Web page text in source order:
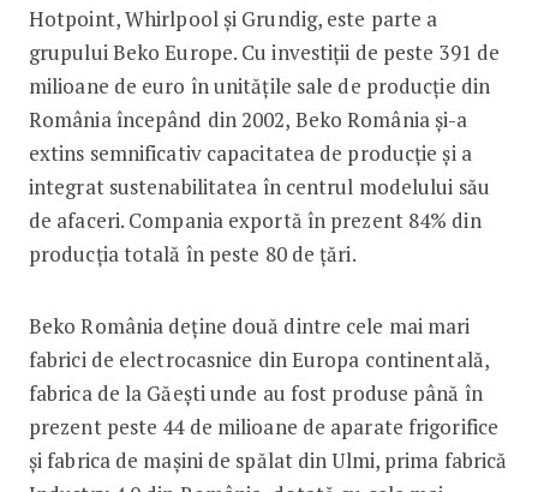
Hotpoint, Whirlpool și Grundig, este parte a
grupului Beko Europe. Cu investiții de peste 391 de
milioane de euro în unitățile sale de producție din
România începând din 2002, Beko România și-a
extins semnificativ capacitatea de producție și a
integrat sustenabilitatea în centrul modelului său
de afaceri. Compania exportă în prezent 84% din
producția totală în peste 80 de țări.
Beko România deține două dintre cele mai mari
fabrici de electrocasnice din Europa continentală,
fabrica de la Găești unde au fost produse până în
prezent peste 44 de milioane de aparate frigorifice
și fabrica de mașini de spălat din Ulmi, prima fabrică